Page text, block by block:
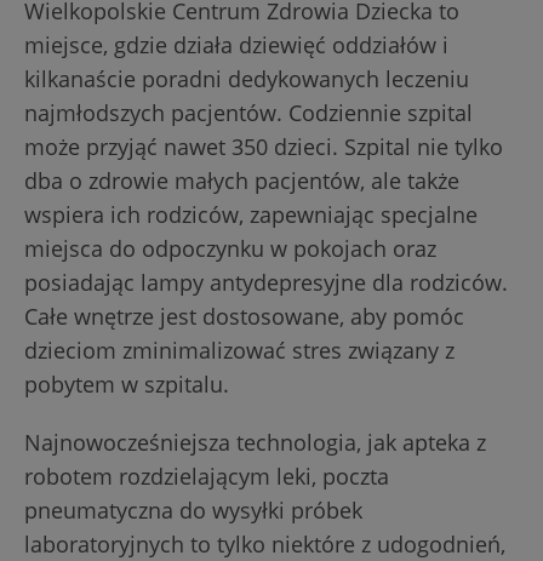
Wielkopolskie Centrum Zdrowia Dziecka to
miejsce, gdzie działa dziewięć oddziałów i
kilkanaście poradni dedykowanych leczeniu
najmłodszych pacjentów. Codziennie szpital
może przyjąć nawet 350 dzieci. Szpital nie tylko
dba o zdrowie małych pacjentów, ale także
wspiera ich rodziców, zapewniając specjalne
miejsca do odpoczynku w pokojach oraz
posiadając lampy antydepresyjne dla rodziców.
Całe wnętrze jest dostosowane, aby pomóc
dzieciom zminimalizować stres związany z
pobytem w szpitalu.
Najnowocześniejsza technologia, jak apteka z
robotem rozdzielającym leki, poczta
pneumatyczna do wysyłki próbek
laboratoryjnych to tylko niektóre z udogodnień,